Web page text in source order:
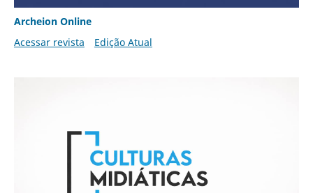
Archeion Online
Acessar revista
Edição Atual